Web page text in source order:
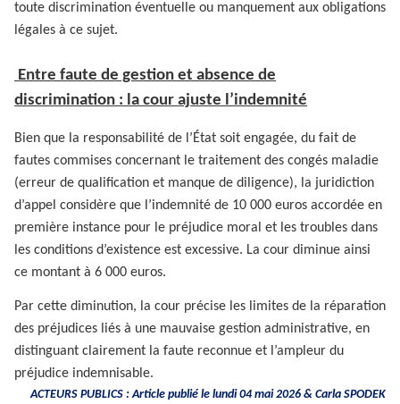
toute discrimination éventuelle ou manquement aux obligations
légales à ce sujet.
Entre faute de gestion et absence de
discrimination : la cour ajuste l’indemnité
Bien que la responsabilité de l’État soit engagée, du fait de
fautes commises concernant le traitement des congés maladie
(erreur de qualification et manque de diligence), la juridiction
d’appel considère que l’indemnité de 10 000 euros accordée en
première instance pour le préjudice moral et les troubles dans
les conditions d’existence est excessive. La cour diminue ainsi
ce montant à 6 000 euros.
Par cette diminution, la cour précise les limites de la réparation
des préjudices liés à une mauvaise gestion administrative, en
distinguant clairement la faute reconnue et l’ampleur du
préjudice indemnisable.
ACTEURS PUBLICS : Article publié le lundi 04 mai 2026 & Carla SPODEK